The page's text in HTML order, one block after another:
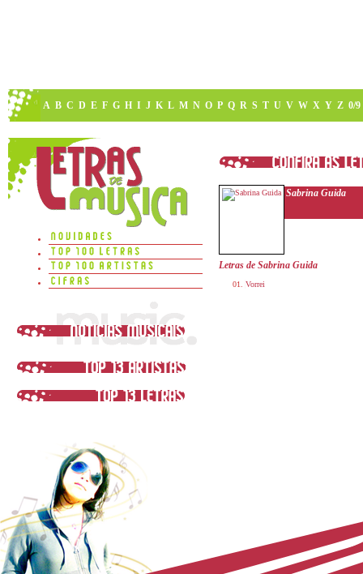
A B C D E F G H I J K L M N O P Q R S T U V W X Y Z 0/9
Sabrina Guida
Letras de Sabrina Guida
Vorrei